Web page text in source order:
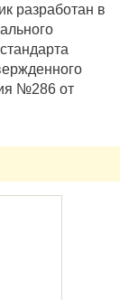
разработан в
№286 от